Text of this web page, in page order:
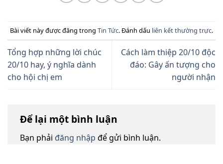
Bài viết này được đăng trong Tin Tức. Đánh dấu liên kết thường trực.
Tổng hợp những lời chúc
20/10 hay, ý nghĩa dành
cho hội chị em
Cách làm thiệp 20/10 độc
đáo: Gây ấn tượng cho
người nhận
Để lại một bình luận
Bạn phải đăng nhập để gửi bình luận.